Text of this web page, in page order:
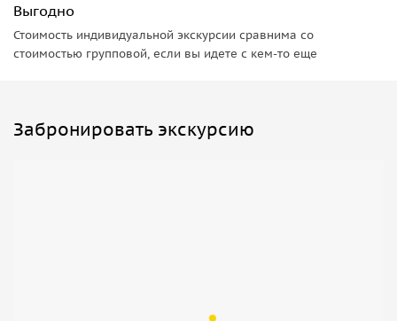
Выгодно
Стоимость индивидуальной экскурсии сравнима со
стоимостью групповой, если вы идете с кем-то еще
Забронировать экскурсию